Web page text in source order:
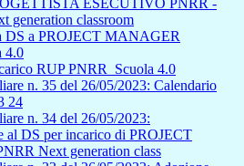
ESECUTIVO PNRR -
generation classroom
DS a PROJECT MANAGER
4.0
RUP PNRR_Scuola 4.0
n. 35 del 26/05/2023: Calendario
24
n. 34 del 26/05/2023:
al DS per incarico di PROJECT
Next generation class